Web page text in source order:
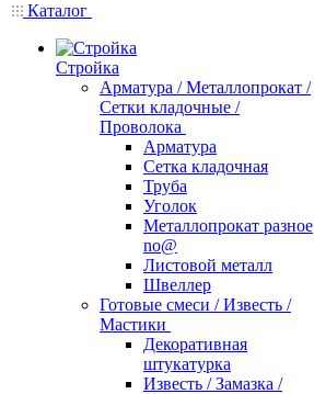
Каталог
Стройка
Арматура / Металлопрокат /
Сетки кладочные /
Проволока
Арматура
Сетка кладочная
Труба
Уголок
Металлопрокат разное
no@
Листовой металл
Швеллер
Готовые смеси / Известь /
Мастики
Декоративная
штукатурка
Известь / Замазка /